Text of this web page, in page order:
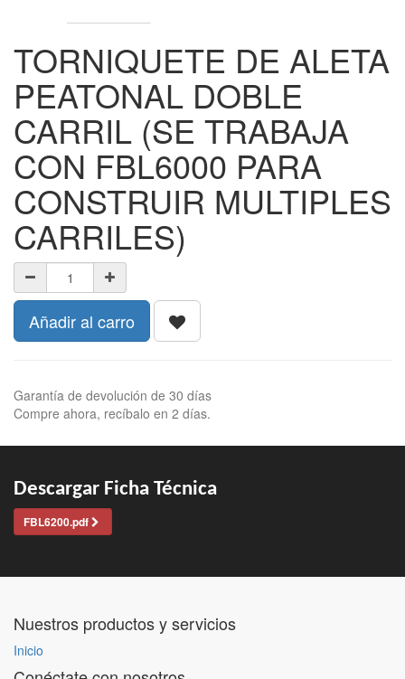
TORNIQUETE DE ALETA
PEATONAL DOBLE
CARRIL (SE TRABAJA
CON FBL6000 PARA
CONSTRUIR MULTIPLES
CARRILES)
Añadir al carro
Garantía de devolución de 30 días
Compre ahora, recíbalo en 2 días.
Descargar Ficha Técnica
FBL6200.pdf
Nuestros productos y servicios
Inicio